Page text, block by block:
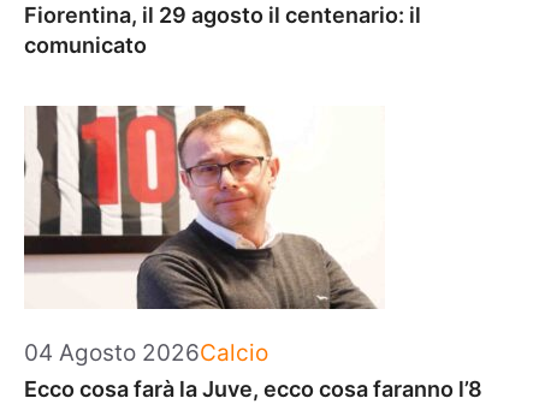
Fiorentina, il 29 agosto il centenario: il
comunicato
04 Agosto 2026Categorie
Calcio
Ecco cosa farà la Juve, ecco cosa faranno l’8